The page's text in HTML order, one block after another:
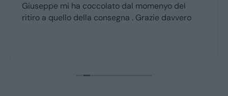
Giuseppe mi ha coccolato dal momenyo del
ritiro a quello della consegna . Grazie davvero